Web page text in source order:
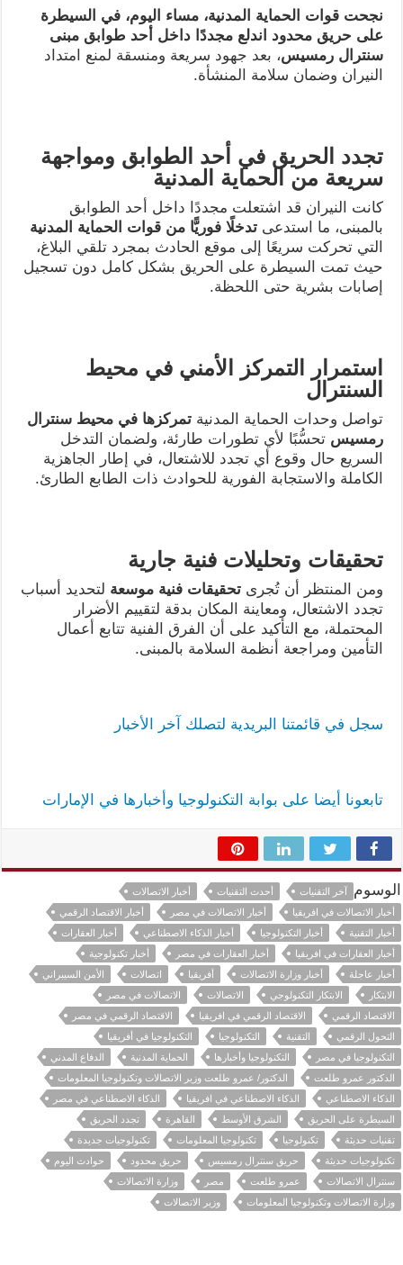
نجحت قوات الحماية المدنية، مساء اليوم، في السيطرة
على حريق محدود اندلع مجددًا داخل أحد طوابق مبنى
سنترال رمسيس، بعد جهود سريعة ومنسقة لمنع امتداد
النيران وضمان سلامة المنشأة.
تجدد الحريق في أحد الطوابق ومواجهة
سريعة من الحماية المدنية
كانت النيران قد اشتعلت مجددًا داخل أحد الطوابق
بالمبنى، ما استدعى تدخلًا فوريًّا من قوات الحماية المدنية
التي تحركت سريعًا إلى موقع الحادث بمجرد تلقي البلاغ،
حيث تمت السيطرة على الحريق بشكل كامل دون تسجيل
إصابات بشرية حتى اللحظة.
استمرار التمركز الأمني في محيط
السنترال
تواصل وحدات الحماية المدنية تمركزها في محيط سنترال
رمسيستحسُّبًا لأي تطورات طارئة، ولضمان التدخل
السريع حال وقوع أي تجدد للاشتعال، في إطار الجاهزية
الكاملة والاستجابة الفورية للحوادث ذات الطابع الطارئ.
تحقيقات وتحليلات فنية جارية
ومن المنتظر أن تُجرى تحقيقات فنية موسعةلتحديد أسباب
تجدد الاشتعال، ومعاينة المكان بدقة لتقييم الأضرار
المحتملة، مع التأكيد على أن الفرق الفنية تتابع أعمال
التأمين ومراجعة أنظمة السلامة بالمبنى.
سجل في قائمتنا البريدية لتصلك آخر الأخبار
تابعونا أيضا على بوابة التكنولوجيا وأخبارها في الإمارات
الوسوم آخر التقنيات أحدث التقنيات
أخبار الاتصالات
أخبار الاتصالات في افريقيا
أخبار الاتصالات في مصر
أخبار الاقتصاد الرقمي
أخبار التقنية
أخبار التكنولوجيا أخبار الذكاء الاصطناعي
أخبار العقارات
أخبار العقارات في افريقيا
أخبار العقارات في مصر
أخبار تكنولوجية
أخبار عاجلة
أخبار وزارة الاتصالات أفريقيا اتصالات
الأمن السيبراني
الابتكار
الابتكار التكنولوجي الاتصالات
الاتصالات في مصر
الاقتصاد الرقمي
الاقتصاد الرقمي في افريقيا
الاقتصاد الرقمي في مصر
التحول الرقمي
التقنية التكنولوجيا
التكنولوجيا في أفريقيا
التكنولوجيا في مصر
التكنولوجيا وأخبارها الحماية المدنية
الدفاع المدني
الدكتور عمرو طلعت
الدكتور/ عمرو طلعت وزير الاتصالات وتكنولوجيا المعلومات
الذكاء الاصطناعي
الذكاء الاصطناعي في افريقيا
الذكاء الاصطناعي في مصر
السيطرة على الحريق
الشرق الأوسط القاهرة
تجدد الحريق
تقنيات حديثة
تكنولوجيا تكنولوجيا المعلومات
تكنولوجيات جديدة
تكنولوجيات حديثة
حريق سنترال رمسيس حريق محدود
حوادث اليوم
سنترال الاتصالات
عمرو طلعت مصر
وزارة الاتصالات
وزارة الاتصالات وتكنولوجيا المعلومات
وزير الاتصالات